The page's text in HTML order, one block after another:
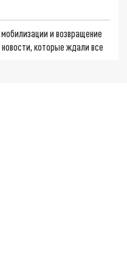
и возвращение
которые ждали все